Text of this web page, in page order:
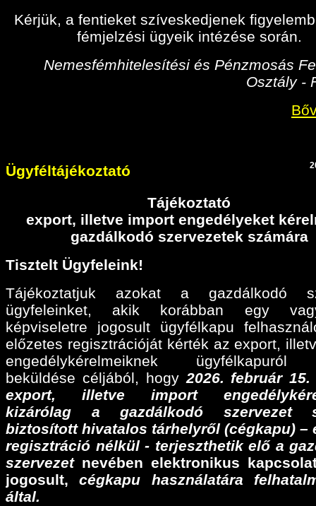
Kérjük, a fentieket szíveskedjenek
fémjelzési ügyeik intézése során.
Nemesfémhitelesítési és Pénzmosás
Osztály -
Ügyféltájékoztató
Tájékoztató
export, illetve import engedélyeket
gazdálkodó szervezetek számára
Tisztelt Ügyfeleink!
Tájékoztatjuk azokat a gazdálkodó
ügyfeleinket, akik korábban egy
képviseletre jogosult ügyfélkapu
előzetes regisztrációját kérték az export,
engedélykérelmeiknek ügyfélkapuról
beküldése céljából, hogy 2026. február
export, illetve import
kizárólag a gazdálkodó szervezet
biztosított hivatalos tárhelyről (cégkapu) –
regisztráció nélkül - terjeszthetik elő a
szervezet nevében elektronikus
jogosult, cégkapu használatára
által.